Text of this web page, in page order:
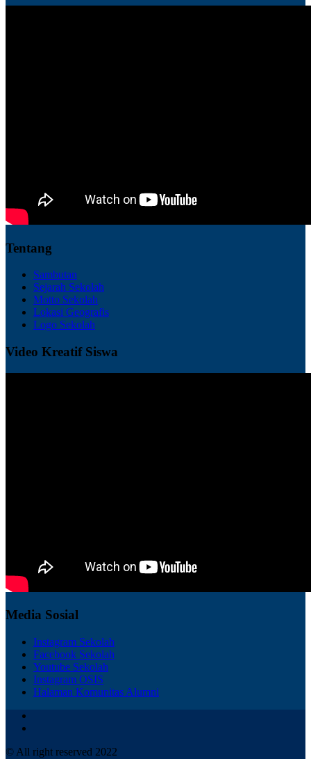
Tentang
Sambutan
Sejarah Sekolah
Motto Sekolah
Lokasi Geografis
Logo Sekolah
Video Kreatif Siswa
Media Sosial
Instagram Sekolah
Facebook Sekolah
Youtube Sekolah
Instagram OSIS
Halaman Komunitas Alumni
© All right reserved 2022